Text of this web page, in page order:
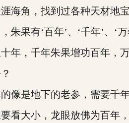
角，找到过各种天材地宝
果有‘百年’、‘千年’、‘万
，千年朱果增功百年，万
是地下的老参，需要千年
大小，龙眼放佛为百年，